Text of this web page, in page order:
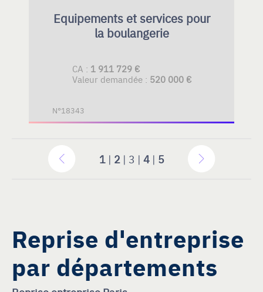
Equipements et services pour
la boulangerie
CA : 1 911 729 €
Valeur demandée : 520 000 €
N°18343
1| 2| 3 | 4| 5
Reprise d'entreprise
par départements